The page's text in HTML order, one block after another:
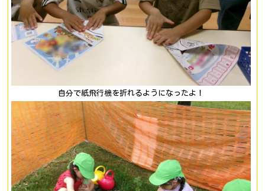
自分で紙飛行機を折れるようになったよ！